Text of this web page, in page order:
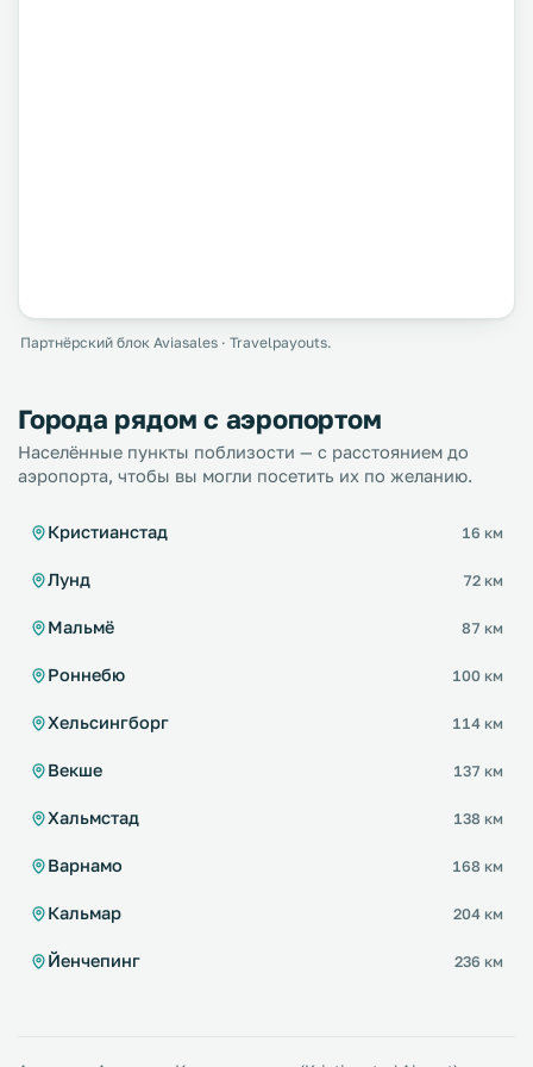
Партнёрский блок Aviasales · Travelpayouts.
Города рядом с аэропортом
Населённые пункты поблизости — с расстоянием до
аэропорта, чтобы вы могли посетить их по желанию.
Кристианстад 16 км
Лунд 72 км
Мальмё 87 км
Роннебю 100 км
Хельсингборг 114 км
Векше 137 км
Хальмстад 138 км
Варнамо 168 км
Кальмар 204 км
Йенчепинг 236 км